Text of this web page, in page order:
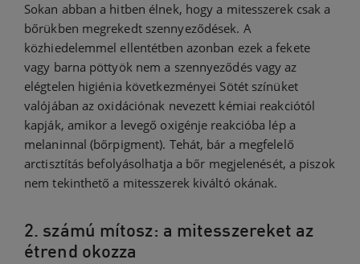
Sokan abban a hitben élnek, hogy a mitesszerek csak a
bőrükben megrekedt szennyeződések. A
közhiedelemmel ellentétben azonban ezek a fekete
vagy barna pöttyök nem a szennyeződés vagy az
elégtelen higiénia következményei Sötét színüket
valójában az oxidációnak nevezett kémiai reakciótól
kapják, amikor a levegő oxigénje reakcióba lép a
melaninnal (bőrpigment). Tehát, bár a megfelelő
arctisztítás befolyásolhatja a bőr megjelenését, a piszok
nem tekinthető a mitesszerek kiváltó okának.
2. számú mítosz: a mitesszereket az
étrend okozza